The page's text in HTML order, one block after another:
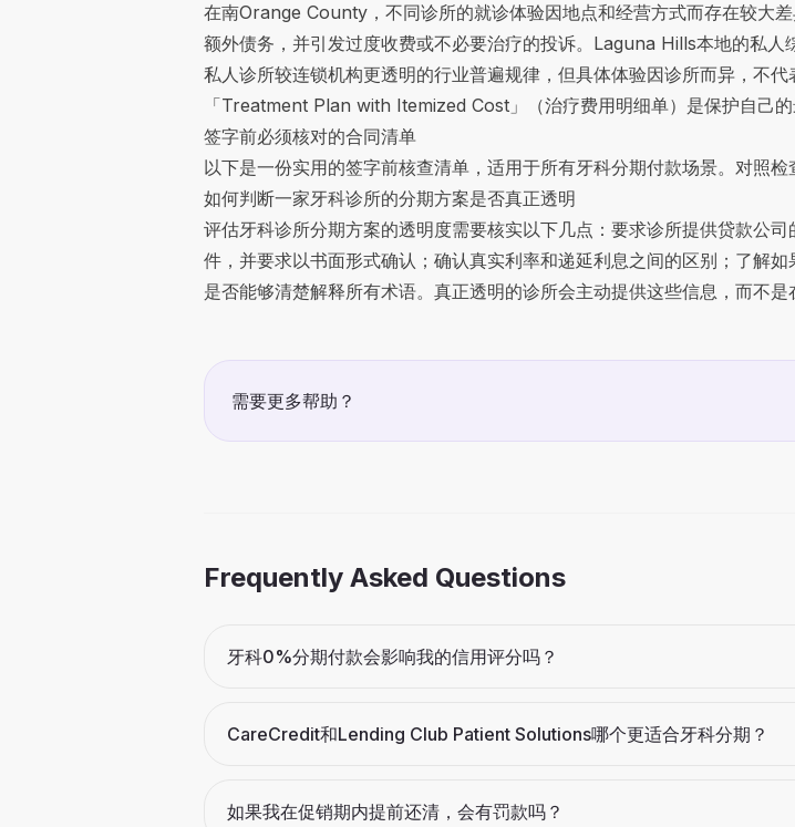
在南Orange County，不同诊所的就诊体验因地点和经营方式而存在较大
额外债务，并引发过度收费或不必要治疗的投诉。Laguna Hills本地的私人
私人诊所较连锁机构更透明的行业普遍规律，但具体体验因诊所而异，不
「Treatment Plan with Itemized Cost」（治疗费用明细单）是保护自己的
签字前必须核对的合同清单
以下是一份实用的签字前核查清单，适用于所有牙科分期付款场景。对照检
如何判断一家牙科诊所的分期方案是否真正透明
评估牙科诊所分期方案的透明度需要核实以下几点：要求诊所提供贷款公
件，并要求以书面形式确认；确认真实利率和递延利息之间的区别；了解
是否能够清楚解释所有术语。真正透明的诊所会主动提供这些信息，而不是
需要更多帮助？
Frequently Asked Questions
牙科0%分期付款会影响我的信用评分吗？
CareCredit和Lending Club Patient Solutions哪个更适合牙科分期？
如果我在促销期内提前还清，会有罚款吗？